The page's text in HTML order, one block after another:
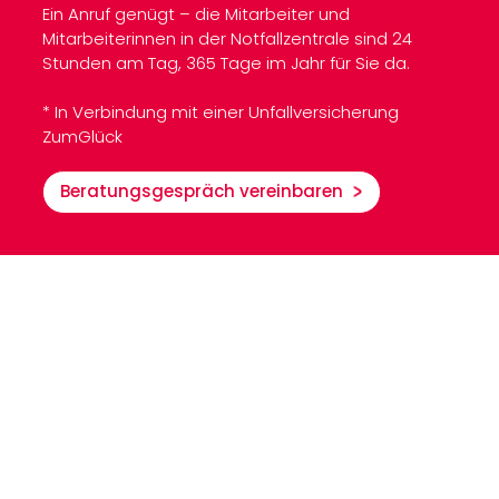
Ein Anruf genügt – die Mitarbeiter und
Mitarbeiterinnen in der Notfallzentrale sind 24
Stunden am Tag, 365 Tage im Jahr für Sie da.
* In Verbindung mit einer Unfallversicherung
ZumGlück
Beratungsgespräch vereinbaren